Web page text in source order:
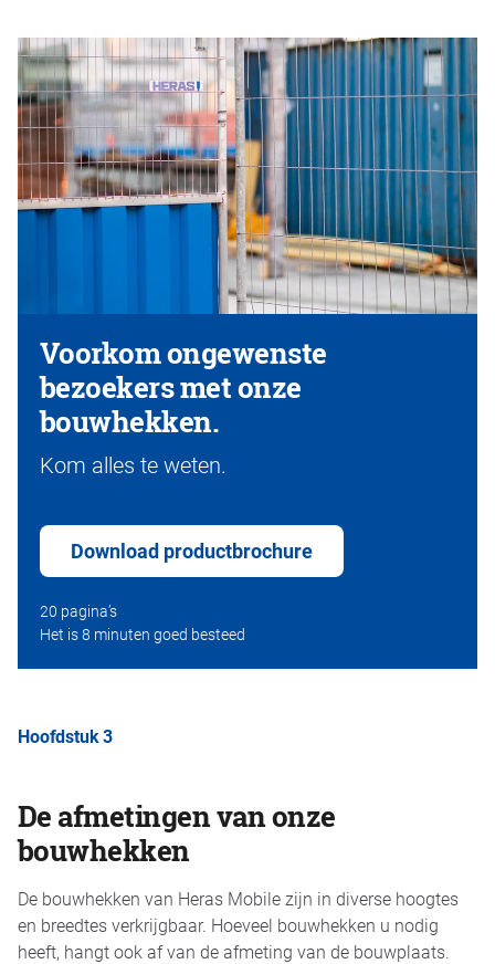
Voorkom ongewenste
bezoekers met onze
bouwhekken.
Kom alles te weten.
Download productbrochure
20 pagina’s
Het is 8 minuten goed besteed
Hoofdstuk 3
De afmetingen van onze
bouwhekken
De bouwhekken van Heras Mobile zijn in diverse hoogtes
en breedtes verkrijgbaar. Hoeveel bouwhekken u nodig
heeft, hangt ook af van de afmeting van de bouwplaats.